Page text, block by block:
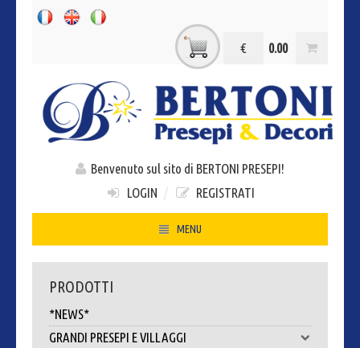
0.00
€
Benvenuto sul sito di BERTONI PRESEPI!
LOGIN / REGISTRATI
MENU
HOME
PRODOTTI
*NEWS*
GRANDI PRESEPI E VILLAGGI